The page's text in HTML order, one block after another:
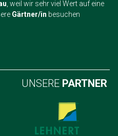
, weil wir sehr viel Wert auf eine
Gärtner/in besuchen
UNSERE PARTNER